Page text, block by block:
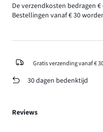
De verzendkosten bedragen
Bestellingen vanaf € 30
Gratis verzending vanaf €
30 dagen bedenktijd
Reviews